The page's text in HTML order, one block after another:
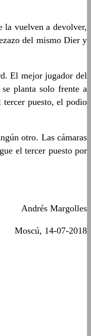
la vuelven a devolver,
del mismo Dier y
El mejor jugador del
planta solo frente a
puesto, el podio
otro. Las cámaras
el tercer puesto por
Andrés Margolles
Moscú, 14-07-2018